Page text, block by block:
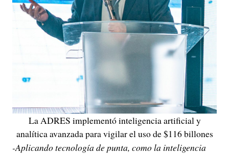
La ADRES implementó inteligencia artificial y
analítica avanzada para vigilar el uso de $116 billones
-Aplicando tecnología de punta, como la inteligencia